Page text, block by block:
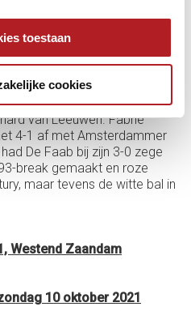
toestaan
cookies
ondanks een sterke
van Van Rijsbergen, die in zijn
ontsnapt was tegen
(3-2). Bij de laatste acht
van Westend door toedoen
verloor van Nick van den
van Leeuwen. Fabrie
4-1 af met Amsterdammer
De Faab bij zijn 3-0 zege
break gemaakt en roze
maar tevens de witte bal in
Westend Zaandam
10 oktober 2021